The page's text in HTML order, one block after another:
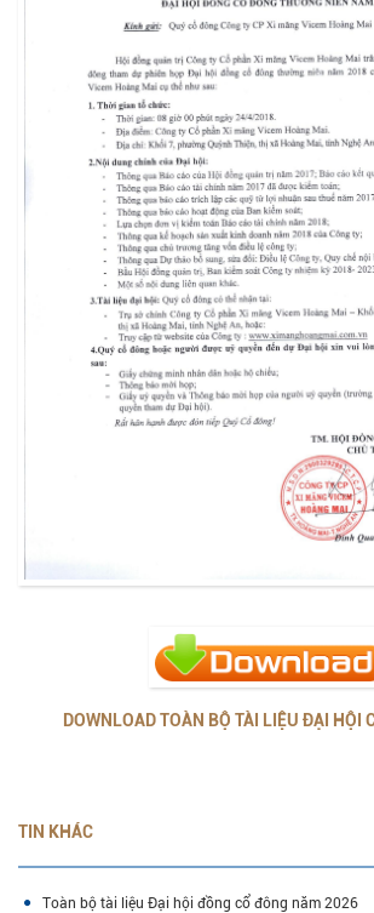
DOWNLOAD TOÀN BỘ TÀI LIỆU ĐẠI HỘI
TIN KHÁC
Toàn bộ tài liệu Đại hội đồng cổ đông năm 2026